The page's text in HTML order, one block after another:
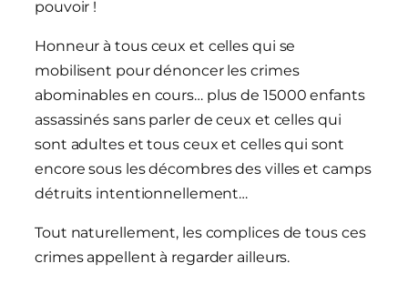
pouvoir !
Honneur à tous ceux et celles qui se
mobilisent pour dénoncer les crimes
abominables en cours… plus de 15000 enfants
assassinés sans parler de ceux et celles qui
sont adultes et tous ceux et celles qui sont
encore sous les décombres des villes et camps
détruits intentionnellement…
Tout naturellement, les complices de tous ces
crimes appellent à regarder ailleurs.